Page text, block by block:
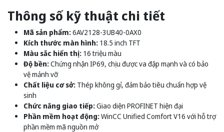
Thông số kỹ thuật chi tiết
Mã sản phẩm:6AV2128-3UB40-0AX0
Kích thước màn hình: 18.5 inch TFT
Màu sắc hiển thị: 16 triệu màu
Độ bền:Chứng nhận IP69, chịu được va đập mạnh và có bảo
vệ mảnh vỡ
Chất liệu cơ sở: Thép không gỉ, đảm bảo tiêu chuẩn hợp vệ
sinh
Chức năng giao tiếp:Giao diện PROFINET hiện đại
Phần mềm hoạt động:WinCC Unified Comfort V16 với hỗ trợ
phần mềm mã nguồn mở